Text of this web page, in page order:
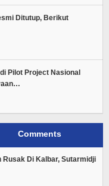
Ditutup, Berikut
Pilot Project Nasional
Comments
Di Kalbar, Sutarmidji